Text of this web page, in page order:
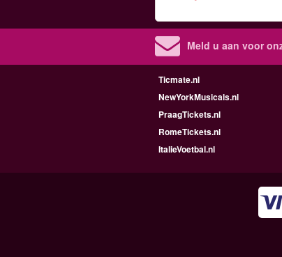
Meld u aan voor
Ticmate.nl
NewYorkMusicals.nl
PraagTickets.nl
RomeTickets.nl
ItalieVoetbal.nl